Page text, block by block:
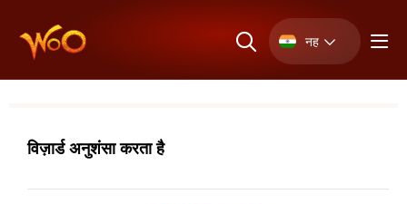
नह
विज़ार्ड अनुशंसा करता है